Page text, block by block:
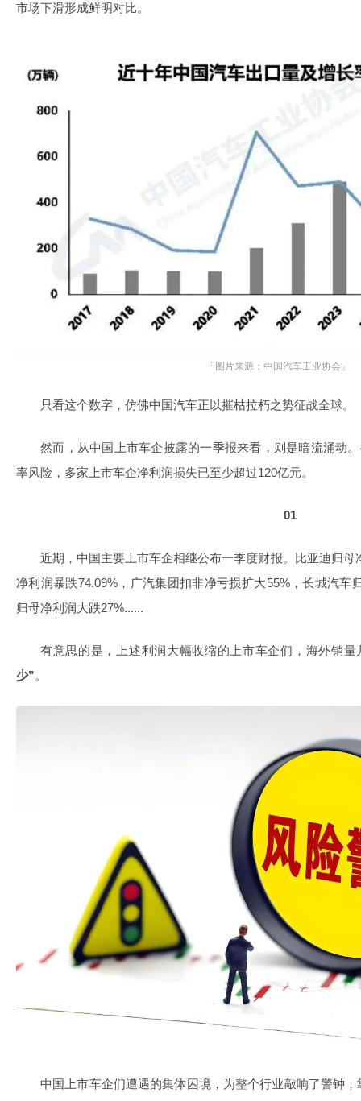
市场下滑形成鲜明对比。
「图片来源：中国汽车工业协会」
只看这个数字，仿佛中国汽车正以摧枯拉朽之势征战全球。
然而，从中国上市车企披露的一季报来看，则是暗流涌动
率风险，多家上市车企净利润损失已至少超过120亿元。
01
近期，中国主要上市车企相继公布一季度财报。比亚迪归母
净利润暴跌74.09%，广汽集团扣非净亏损扩大55%，长城汽车
归母净利润大跌27%......
有意思的是，上述利润大幅收缩的上市车企们，海外销量
少”。
中国上市车企们遭遇的集体困境，为整个行业敲响了警钟